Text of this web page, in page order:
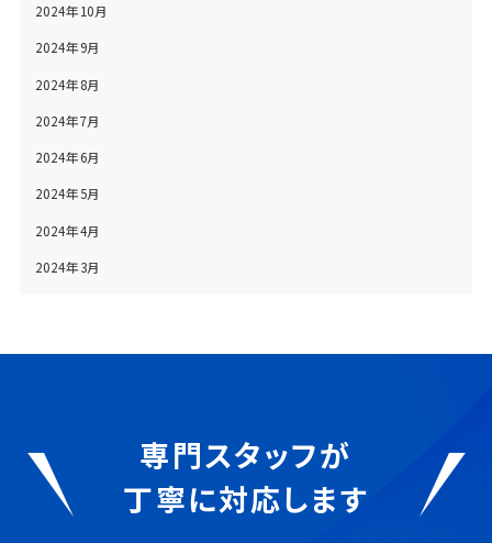
2024年10月
2024年9月
2024年8月
2024年7月
2024年6月
2024年5月
2024年4月
2024年3月
専門スタッフが
丁寧に対応します